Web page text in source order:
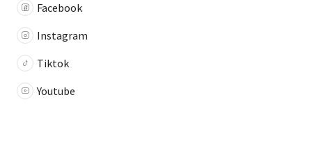
Facebook
Instagram
Tiktok
Youtube